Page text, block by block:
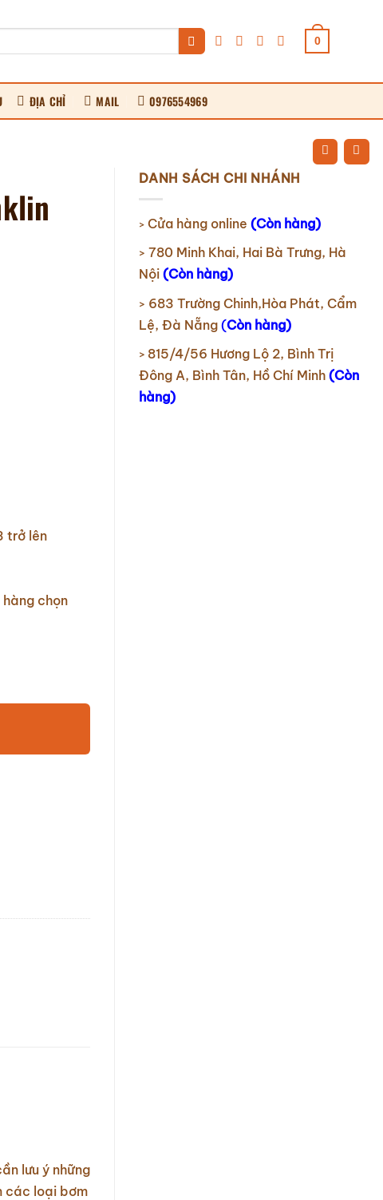
0
ĐỊA CHỈ MAIL 0976554969
DANH SÁCH CHI NHÁNH
> Cửa hàng online (Còn hàng)
> 780 Minh Khai, Hai Bà Trưng, Hà
Nội (Còn hàng)
> 683 Trường Chinh,Hòa Phát, Cẩm
Lệ, Đà Nẵng (Còn hàng)
> 815/4/56 Hương Lộ 2, Bình Trị
Đông A, Bình Tân, Hồ Chí Minh (Còn
hàng)
trở lên
hàng chọn
lưu ý những
các loại bơm